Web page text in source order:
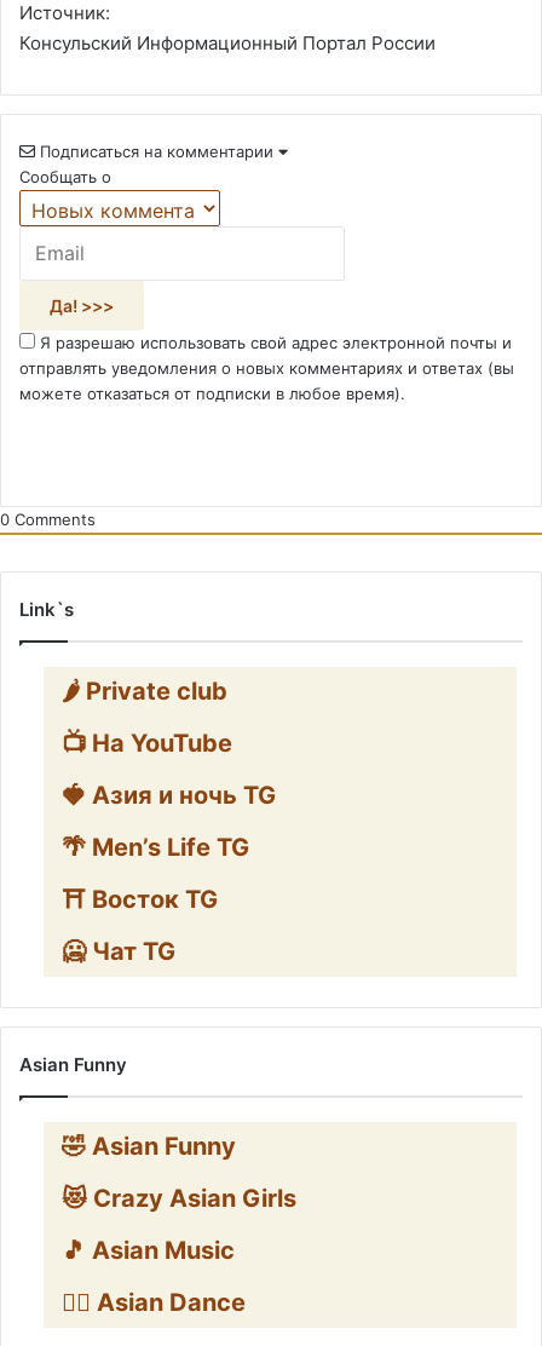
Источник:
Консульский Информационный Портал России
Подписаться на комментарии
Сообщать о
Я разрешаю использовать свой адрес электронной почты и
отправлять уведомления о новых комментариях и ответах (вы
можете отказаться от подписки в любое время).
0 Comments
Link`s
🌶️ Private club
📺 На YouTube
🍓 Азия и ночь TG
🌴 Men’s Life TG
⛩️ Восток TG
🥶 Чат TG
Asian Funny
🤣 Asian Funny
😻 Crazy Asian Girls
🎵 Asian Music
👯‍♀️ Asian Dance